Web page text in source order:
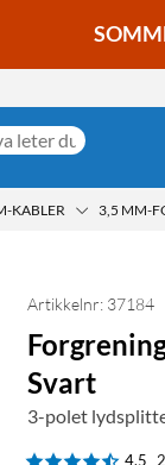
KABLER 3,5 MM-
Artikkelnr: 37184
Svart
3-polet
4.5